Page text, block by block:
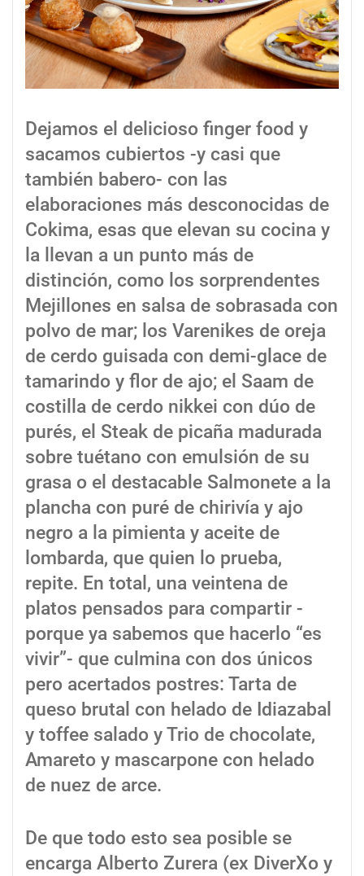
Dejamos el delicioso finger food y
sacamos cubiertos -y casi que
también babero- con las
elaboraciones más desconocidas de
Cokima, esas que elevan su cocina y
la llevan a un punto más de
distinción, como los sorprendentes
Mejillones en salsa de sobrasada con
polvo de mar; los Varenikes de oreja
de cerdo guisada con demi-glace de
tamarindo y flor de ajo; el Saam de
costilla de cerdo nikkei con dúo de
purés, el Steak de picaña madurada
sobre tuétano con emulsión de su
grasa o el destacable Salmonete a la
plancha con puré de chirivía y ajo
negro a la pimienta y aceite de
lombarda, que quien lo prueba,
repite. En total, una veintena de
platos pensados para compartir -
porque ya sabemos que hacerlo “es
vivir”- que culmina con dos únicos
pero acertados postres: Tarta de
queso brutal con helado de Idiazabal
y toffee salado y Trio de chocolate,
Amareto y mascarpone con helado
de nuez de arce.
De que todo esto sea posible se
encarga Alberto Zurera (ex DiverXo y